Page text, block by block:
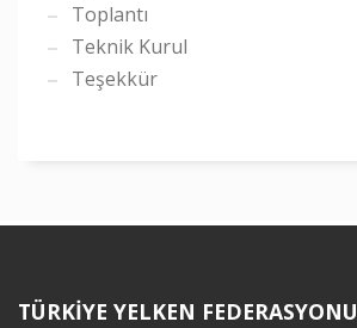
Toplantı
Teknik Kurul
Teşekkür
TÜRKİYE YELKEN FEDERASYONU